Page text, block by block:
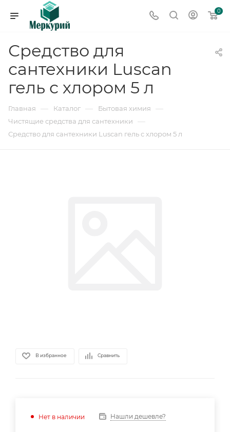
0
Средство для
сантехники Luscan
гель с хлором 5 л
Главная — Каталог — Бытовая химия —
Чистящие средства для сантехники —
Средство для сантехники Luscan гель с хлором 5 л
В избранное Сравнить
Нет в наличии Нашли дешевле?